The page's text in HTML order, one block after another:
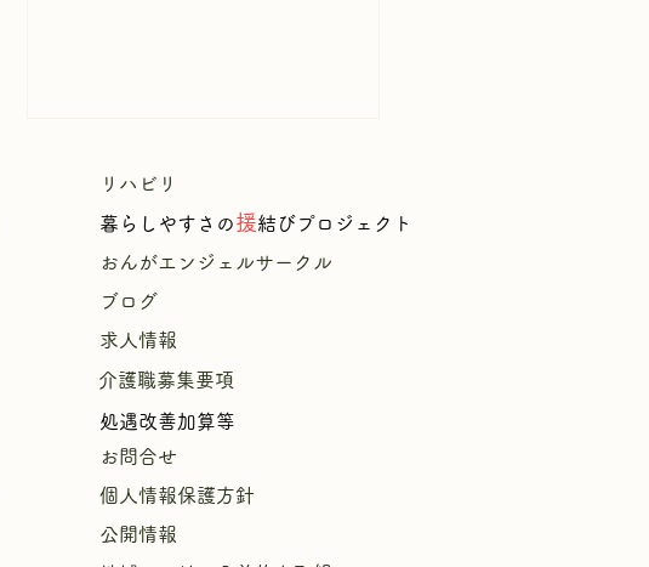
リハビリ
暮 らしやすさの援結びプロジェクト
​おんがエンジェルサークル
ブログ
求人情報
お問合せ
個人情報保護方針
公開情報
処遇改善加算等
介護職募集要項